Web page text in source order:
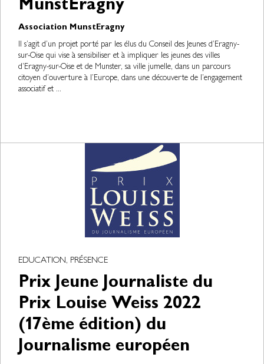
MunstEragny
Association MunstEragny
Il s’agit d’un projet porté par les élus du Conseil des Jeunes d’Eragny-
sur-Oise qui vise à sensibiliser et à impliquer les jeunes des villes
d’Eragny-sur-Oise et de Munster, sa ville jumelle, dans un parcours
citoyen d’ouverture à l’Europe, dans une découverte de l’engagement
associatif et ...
EDUCATION, PRÉSENCE
Prix Jeune Journaliste du
Prix Louise Weiss 2022
(17ème édition) du
Journalisme européen